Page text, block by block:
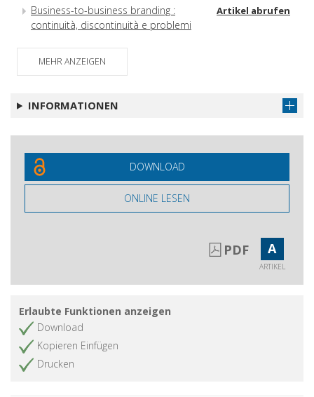
Business-to-business branding :
continuità, discontinuità e problemi
Artikel abrufen
Recensioni
MEHR ANZEIGEN
INFORMATIONEN
DOWNLOAD
ONLINE LESEN
PDF A
ARTIKEL
Erlaubte Funktionen anzeigen
Download
Kopieren Einfügen
Drucken